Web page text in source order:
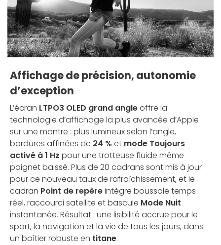
Affichage de précision, autonomie
d’exception
L’écran LTPO3 OLED grand angleoffre la
technologie d’affichage la plus avancée d’Apple
sur une montre : plus lumineux selon l’angle,
bordures affinées de 24 % et mode Toujours
activé à 1 Hz pour une trotteuse fluide même
poignet baissé. Plus de 20 cadrans sont mis à jour
pour ce nouveau taux de rafraîchissement, et le
cadran Point de repèreintègre boussole temps
réel, raccourci satellite et bascule Mode Nuit
instantanée. Résultat : une lisibilité accrue pour le
sport, la navigation et la vie de tous les jours, dans
un boîtier robuste en titane.